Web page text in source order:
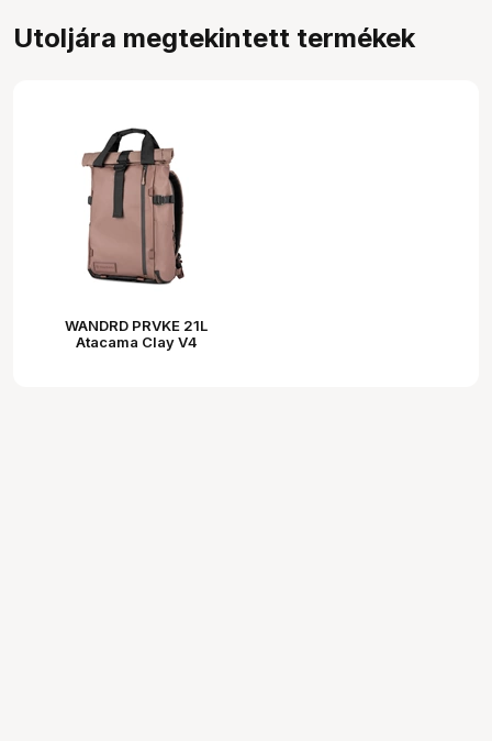
Utoljára megtekintett termékek
WANDRD PRVKE 21L
Atacama Clay V4